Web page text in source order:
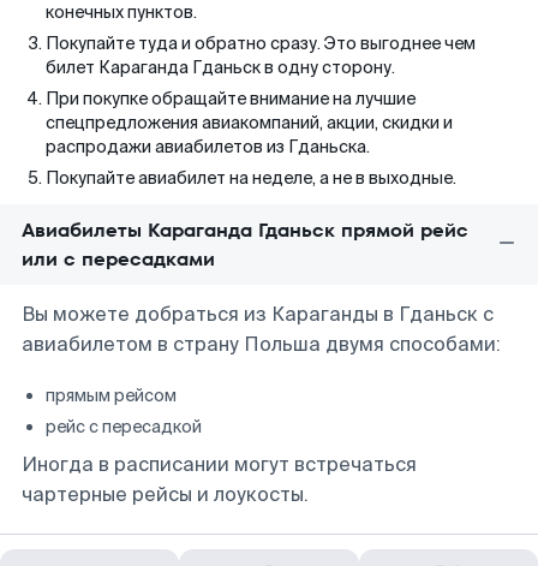
конечных пунктов.
Покупайте туда и обратно сразу. Это выгоднее чем
билет Караганда Гданьск в одну сторону.
При покупке обращайте внимание на лучшие
спецпредложения авиакомпаний, акции, скидки и
распродажи авиабилетов из Гданьска.
Покупайте авиабилет на неделе, а не в выходные.
Авиабилеты Караганда Гданьск прямой рейс
или с пересадками
Вы можете добраться из Караганды в Гданьск с
авиабилетом в страну Польша двумя способами:
прямым рейсом
рейс с пересадкой
Иногда в расписании могут встречаться
чартерные рейсы и лоукосты.